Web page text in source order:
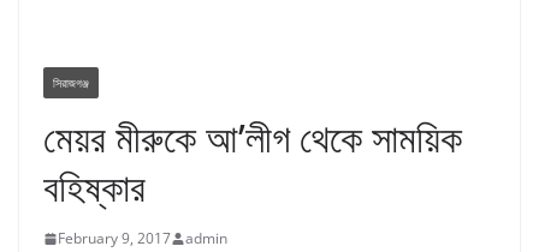
সিরাজগঞ্জ
মেয়র মীরুকে আ’লীগ থেকে সাময়িক
বহিষ্কার
February 9, 2017 admin